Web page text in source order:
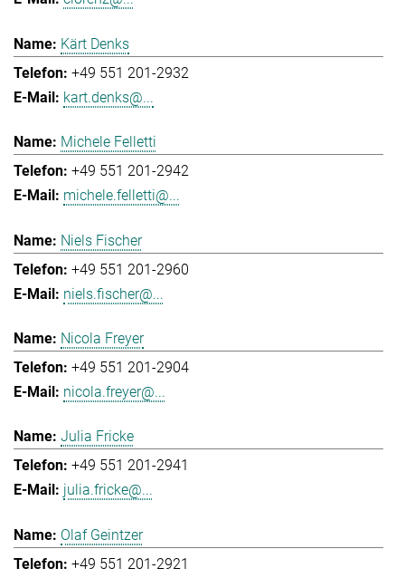
Kärt Denks
+49 551 201-2932
kart.denks@...
Michele Felletti
+49 551 201-2942
michele.felletti@...
Niels Fischer
+49 551 201-2960
niels.fischer@...
Nicola Freyer
+49 551 201-2904
nicola.freyer@...
Julia Fricke
+49 551 201-2941
julia.fricke@...
Olaf Geintzer
+49 551 201-2921